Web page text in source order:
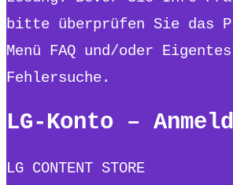
bitte überprüfen Sie das
Menü FAQ und/oder
Fehlersuche.
LG-Konto –
LG CONTENT STORE